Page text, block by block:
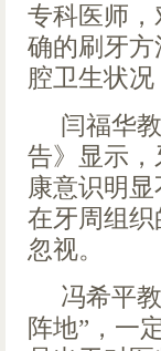
专科医师
确的刷牙
腔卫生状况
闫福华
告》显示
康意识明
在牙周组
忽视。
冯希平
阵地”，一